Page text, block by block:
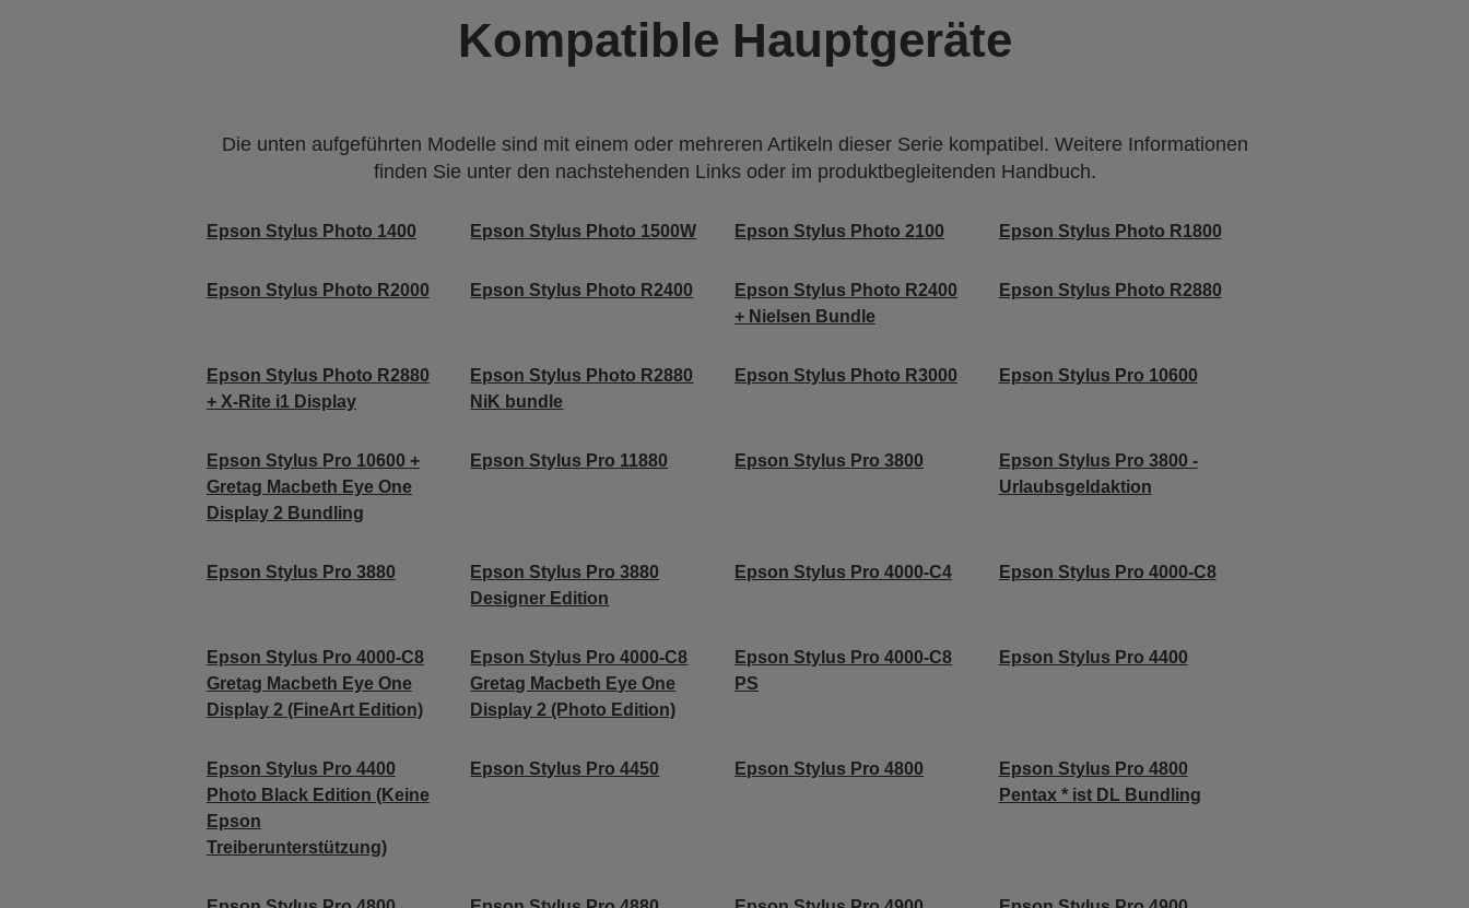
Kompatible Hauptgeräte
Die unten aufgeführten Modelle sind mit einem oder mehreren Artikeln dieser Serie kompatibel. Weitere Informationen
finden Sie unter den nachstehenden Links oder im produktbegleitenden Handbuch.
Epson Stylus Photo 1400 Epson Stylus Photo 1500W Epson Stylus Photo 2100 Epson Stylus Photo R1800
Epson Stylus Photo R2000 Epson Stylus Photo R2400
Epson Stylus Photo R2400
+ Nielsen Bundle
Epson Stylus Photo R2880
Epson Stylus Photo R2880
+ X-Rite i1 Display
Epson Stylus Photo R2880
NiK bundle
Epson Stylus Photo R3000 Epson Stylus Pro 10600
Epson Stylus Pro 10600 +
Gretag Macbeth Eye One
Display 2 Bundling
Epson Stylus Pro 11880 Epson Stylus Pro 3800
Epson Stylus Pro 3800 -
Urlaubsgeldaktion
Epson Stylus Pro 3880
Epson Stylus Pro 3880
Designer Edition
Epson Stylus Pro 4000-C4 Epson Stylus Pro 4000-C8
Epson Stylus Pro 4000-C8
Gretag Macbeth Eye One
Display 2 (FineArt Edition)
Epson Stylus Pro 4000-C8
Gretag Macbeth Eye One
Display 2 (Photo Edition)
Epson Stylus Pro 4000-C8
PS
Epson Stylus Pro 4400
Epson Stylus Pro 4400
Photo Black Edition (Keine
Epson
Treiberunterstützung)
Epson Stylus Pro 4450 Epson Stylus Pro 4800
Epson Stylus Pro 4800
Pentax * ist DL Bundling